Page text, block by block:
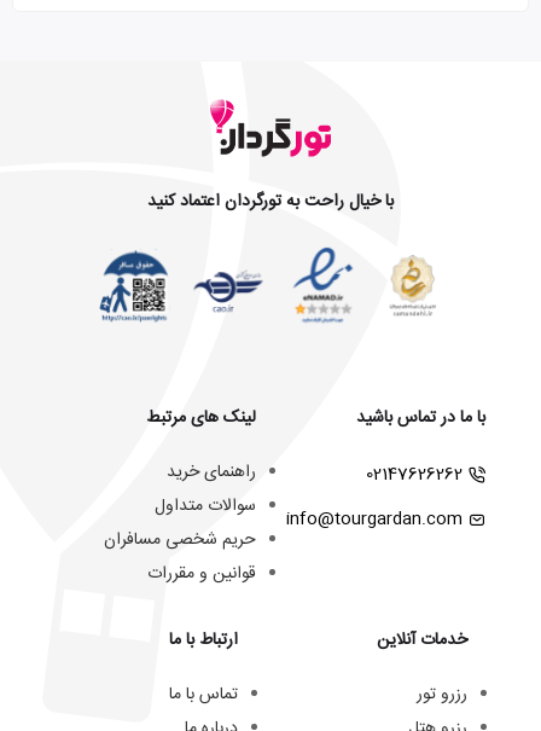
با خیال راحت به تورگردان اعتماد کنید
با ما در تماس باشید
02147626262
info@tourgardan.com
خدمات آنلاین
رزرو تور
لینک های مرتبط
راهنمای خرید
سوالات متداول
حریم شخصی مسافران
قوانین و مقررات
ارتباط با ما
تماس با ما